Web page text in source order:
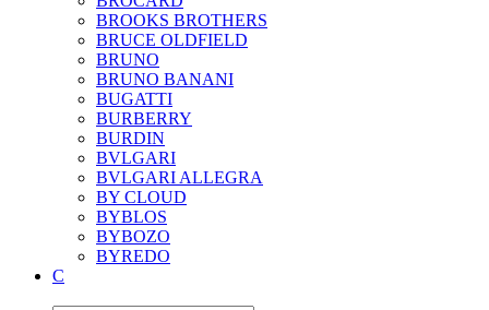
BROOKS BROTHERS
BRUCE OLDFIELD
BRUNO
BRUNO BANANI
BUGATTI
BURBERRY
BURDIN
BVLGARI
BVLGARI ALLEGRA
BY CLOUD
BYBLOS
BYBOZO
BYREDO
C